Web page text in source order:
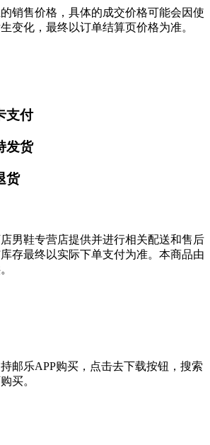
销售价格，具体的成交价格可能会因使
变化，最终以订单结算页价格为准。
支付
发货
货
男鞋专营店提供并进行相关配送和售后
存最终以实际下单支付为准。本商品由
邮乐APP购买，点击去下载按钮，搜索
买。